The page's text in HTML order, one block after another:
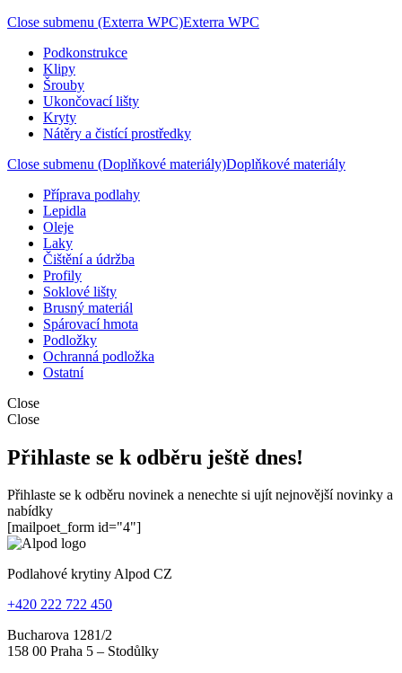
Close submenu (Exterra WPC)Exterra WPC
Podkonstrukce
Klipy
Šrouby
Ukončovací lišty
Kryty
Nátěry a čistící prostředky
Close submenu (Doplňkové materiály)Doplňkové materiály
Příprava podlahy
Lepidla
Oleje
Laky
Čištění a údržba
Profily
Soklové lišty
Brusný materiál
Spárovací hmota
Podložky
Ochranná podložka
Ostatní
Close
Close
Přihlaste se k odběru ještě dnes!
Přihlaste se k odběru novinek a nenechte si ujít nejnovější novinky a
nabídky
[mailpoet_form id="4"]
Podlahové krytiny Alpod CZ
+420 222 722 450
Bucharova 1281/2
158 00 Praha 5 – Stodůlky